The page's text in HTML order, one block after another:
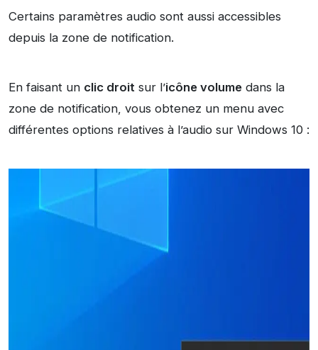
Certains paramètres audio sont aussi accessibles
depuis la zone de notification.
En faisant un clic droit sur l’icône volume dans la
zone de notification, vous obtenez un menu avec
différentes options relatives à l’audio sur Windows 10 :